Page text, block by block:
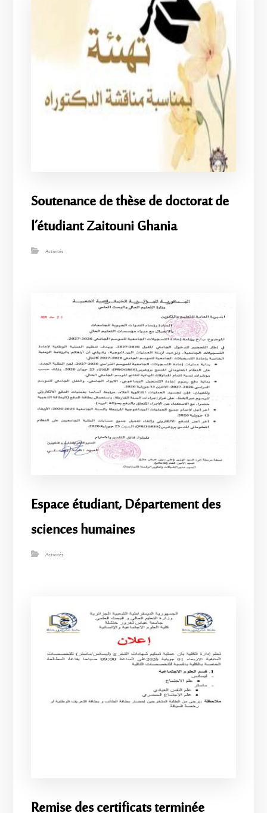
Soutenance de thèse de doctorat de
l’étudiant Zaitouni Ghania
Activités
Espace étudiant, Département des
sciences humaines
Activités